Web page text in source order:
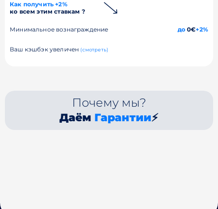
Как получить +2%
ко всем этим ставкам ?
Минимальное вознаграждение до0€+2%
Ваш кэшбэк увеличен (смотреть)
Почему мы?
Даём Гарантии⚡